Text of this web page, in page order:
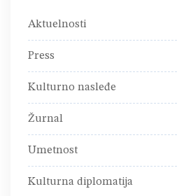
Aktuelnosti
Press
Kulturno nasleđe
Žurnal
Umetnost
Kulturna diplomatija